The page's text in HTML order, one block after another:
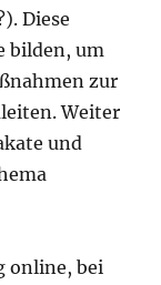
Diese
bilden, um
zur
Weiter
und
online, bei